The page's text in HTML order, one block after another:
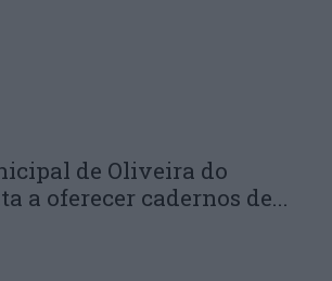
de Oliveira do
a oferecer cadernos de...